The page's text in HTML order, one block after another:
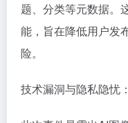
题、分类等元数据。
能，旨在降低用户发
险。
技术漏洞与隐私隐忧